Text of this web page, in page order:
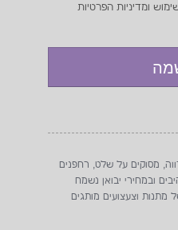
ומדיניות הפרטיות
מסוקים על שלט, רחפנים
ובמחירי יבואן נשמח
מתנות וצעצועים מותגים